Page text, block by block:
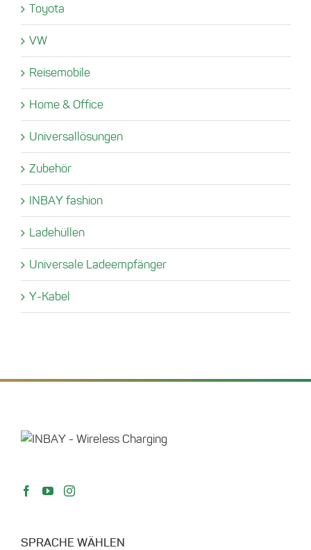
Toyota
VW
Reisemobile
Home & Office
Universallösungen
Zubehör
INBAY fashion
Ladehüllen
Universale Ladeempfänger
Y-Kabel
SPRACHE WÄHLEN